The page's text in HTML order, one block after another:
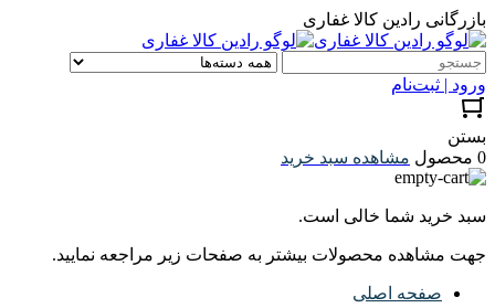
بازرگانی رادین کالا غفاری
ورود | ثبت‌نام
بستن
0 محصول
مشاهده سبد خرید
سبد خرید شما خالی است.
جهت مشاهده محصولات بیشتر به صفحات زیر مراجعه نمایید.
صفحه اصلی